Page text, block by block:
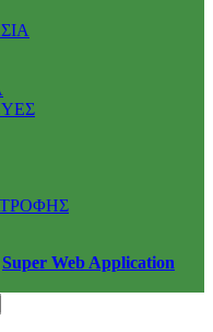
Super Web Application